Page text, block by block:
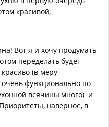
красивой,
Вот я и хочу продумать
переделать будет
(в меру
функционально по
всячины много) и
наверное, в